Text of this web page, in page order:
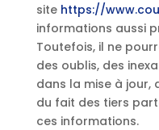
site https://
informations aussi
Toutefois, il ne
des oublis, des
dans la mise à jour,
du fait des tiers
ces informations.